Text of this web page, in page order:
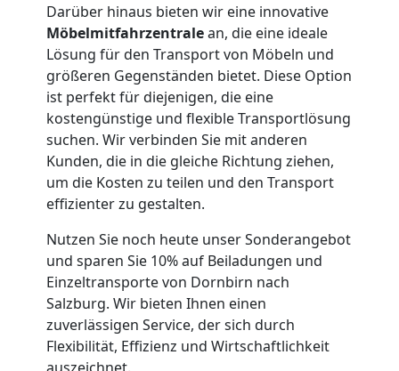
Darüber hinaus bieten wir eine innovative
Möbelmitfahrzentralean, die eine ideale
Lösung für den Transport von Möbeln und
größeren Gegenständen bietet. Diese Option
ist perfekt für diejenigen, die eine
kostengünstige und flexible Transportlösung
suchen. Wir verbinden Sie mit anderen
Kunden, die in die gleiche Richtung ziehen,
um die Kosten zu teilen und den Transport
effizienter zu gestalten.
Nutzen Sie noch heute unser Sonderangebot
und sparen Sie 10% auf Beiladungen und
Einzeltransporte von Dornbirn nach
Salzburg. Wir bieten Ihnen einen
zuverlässigen Service, der sich durch
Flexibilität, Effizienz und Wirtschaftlichkeit